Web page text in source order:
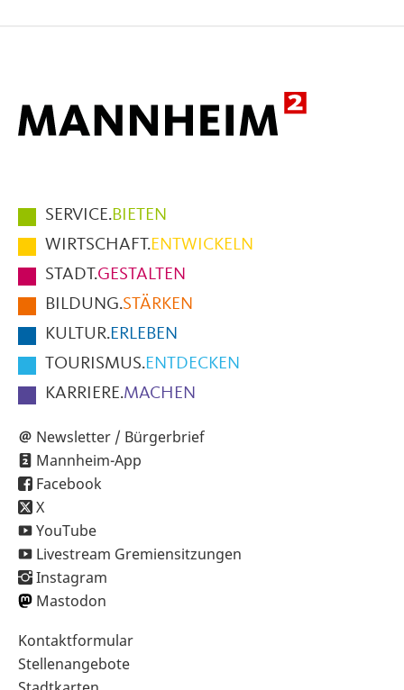
Hauptmenüpunkte
im
Fußbereich
der
Seite
SERVICE.BIETEN
WIRTSCHAFT.ENTWICKELN
STADT.GESTALTEN
BILDUNG.STÄRKEN
KULTUR.ERLEBEN
TOURISMUS.ENTDECKEN
KARRIERE.MACHEN
Newsletter / Bürgerbrief
Mannheim-App
Facebook
X
YouTube
Livestream Gremiensitzungen
Instagram
Mastodon
Sekundärnavigation
im
Kontaktformular
Stellenangebote